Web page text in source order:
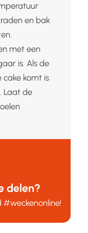
en bak
met een
is. Als de
komt is
Laat de
delen?
#weckenonline!